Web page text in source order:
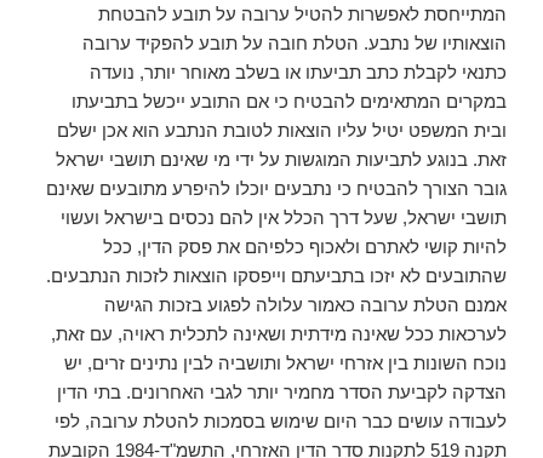
המתייחסת לאפשרות להטיל ערובה על תובע להבטחת
הוצאותיו של נתבע. הטלת חובה על תובע להפקיד ערובה
כתנאי לקבלת כתב תביעתו או בשלב מאוחר יותר, נועדה
במקרים המתאימים להבטיח כי אם התובע ייכשל בתביעתו
ובית המשפט יטיל עליו הוצאות לטובת הנתבע הוא אכן ישלם
זאת. בנוגע לתביעות המוגשות על ידי מי שאינם תושבי ישראל
גובר הצורך להבטיח כי נתבעים יוכלו להיפרע מתובעים שאינם
תושבי ישראל, שעל דרך הכלל אין להם נכסים בישראל ועשוי
להיות קושי לאתרם ולאכוף כלפיהם את פסק הדין, ככל
שהתובעים לא יזכו בתביעתם וייפסקו הוצאות לזכות הנתבעים.
אמנם הטלת ערובה כאמור עלולה לפגוע בזכות הגישה
לערכאות ככל שאינה מידתית ושאינה לתכלית ראויה, עם זאת,
נוכח השונות בין אזרחי ישראל ותושביה לבין נתינים זרים, יש
הצדקה לקביעת הסדר מחמיר יותר לגבי האחרונים. בתי הדין
לעבודה עושים כבר היום שימוש בסמכות להטלת ערובה, לפי
תקנה 519 לתקנות סדר הדין האזרחי, התשמ"ד-1984 הקובעת